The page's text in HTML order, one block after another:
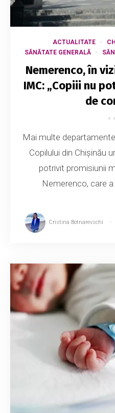
ACTUALITATE
SĂNĂTATE GENERALĂ
Nemerenco, în
IMC: „Copiii nu
de
Mai multe
Copilului din Chișinău
potrivit promisiunii
Nemerenco, care
Cristina Botnarevschi